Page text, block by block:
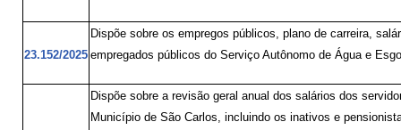
23.152/2025
Dispõe sobre os empregos públicos, plano de carreira,
empregados públicos do Serviço Autônomo de Água e
Dispõe sobre a revisão geral anual dos salários dos
Município de São Carlos, incluindo os inativos e